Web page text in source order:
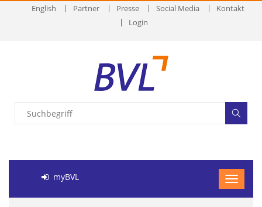
English Partner Presse Social Media
Kontakt
Login
myBVL